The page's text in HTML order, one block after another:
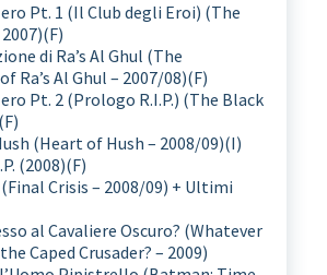
Pt. 1 (Il Club degli Eroi) (The
di Ra’s Al Ghul (The
Ra’s Al Ghul – 2007/08)(F)
Pt. 2 (Prologo R.I.P.) (The Black
(Heart of Hush – 2008/09)(I)
(2008)(F)
Crisis – 2008/09) + Ultimi
al Cavaliere Oscuro? (Whatever
Caped Crusader? – 2009)